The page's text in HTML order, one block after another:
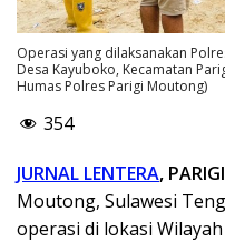
Operasi yang dilaksanakan
Desa Kayuboko, Kecamatan
Humas Polres Parigi Moutong)
354
JURNAL LENTERA,
Moutong, Sulawesi
operasi di lokasi